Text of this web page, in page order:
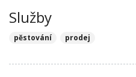
Služby
pěstování prodej